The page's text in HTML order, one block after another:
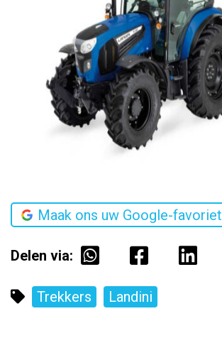
Maak ons uw Google-favoriet
Delen via:
Trekkers Landini